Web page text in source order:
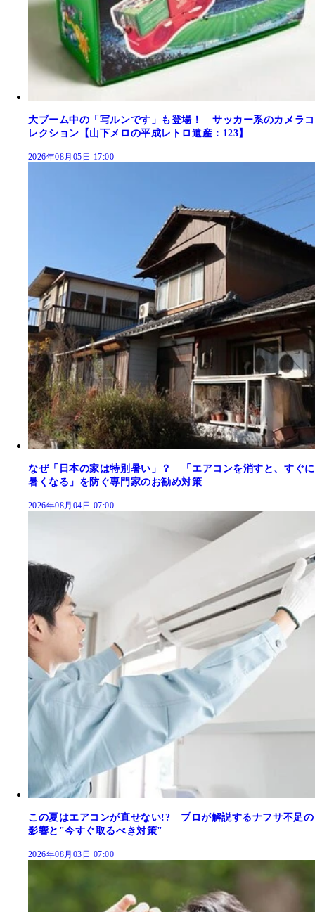
大ブーム中の「写ルンです」も登場！ サッカー系のカメラコ
レクション【山下メロの平成レトロ遺産：123】
2026年08月05日 17:00
なぜ「日本の家は特別暑い」？ 「エアコンを消すと、すぐに
暑くなる」を防ぐ専門家のお勧め対策
2026年08月04日 07:00
この夏はエアコンが直せない!? プロが解説するナフサ不足の
影響と"今すぐ取るべき対策"
2026年08月03日 07:00